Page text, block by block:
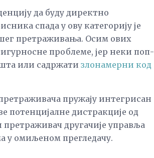
да буду директно
спада у ову категорију је
претраживања. Осим ових
проблеме, јер неки поп-
или садржати злонамерни код
пружају интегрисан
потенцијалне дистракције од
другачије управља
у омиљеном прегледачу.